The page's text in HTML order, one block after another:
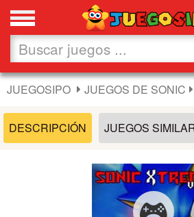
Favoritos
Nuevos
Flash
Acción
JUEGOSIPO JUEGOS DE SONIC
DESCRIPCIÓN JUEGOS